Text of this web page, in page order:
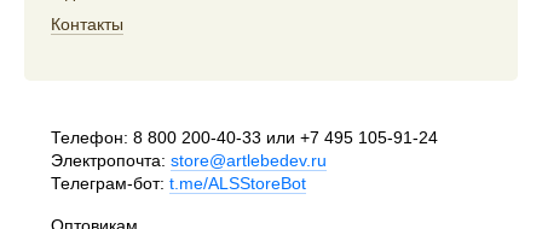
Контакты
Телефон: 8 800 200-40-33 или +7 495 105-91-24
Электропочта: store@artlebedev.ru
Телеграм-бот: t.me/ALSStoreBot